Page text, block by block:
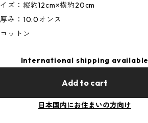
ズ：縦約12cm×横約20cm
み：10.0オンス
ットン
International shipping available
Add to cart
日本国内にお住まいの方向け